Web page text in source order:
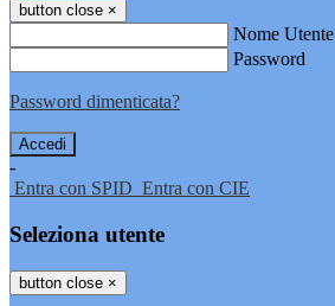
button close ×
Nome Utente
Password
Password dimenticata?
-
Entra con SPID Entra con CIE
Seleziona utente
button close ×